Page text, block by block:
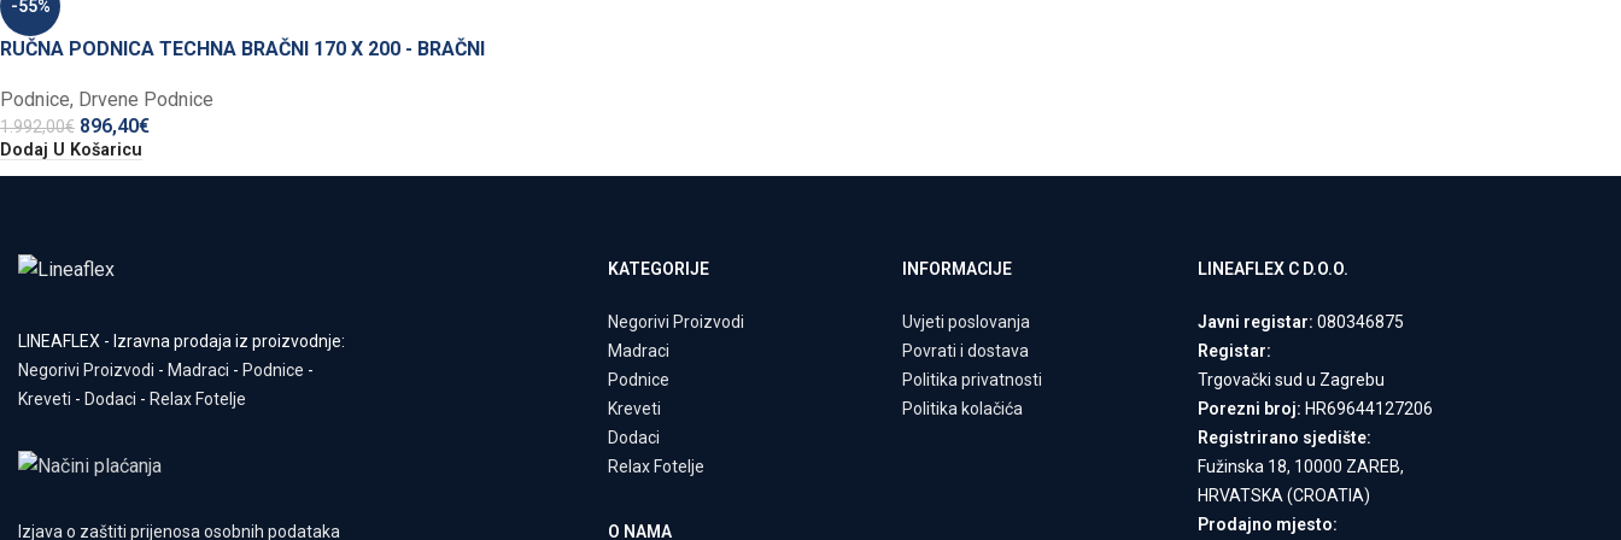
-55%
RUČNA PODNICA TECHNA BRAČNI 170 X 200 - BRAČNI
Podnice, Drvene Podnice
1.992,00€ 896,40€
Dodaj U Košaricu
LINEAFLEX - Izravna prodaja iz proizvodnje:
Negorivi Proizvodi - Madraci - Podnice -
Kreveti - Dodaci - Relax Fotelje
Izjava o zaštiti prijenosa osobnih podataka
KATEGORIJE
Negorivi Proizvodi
Madraci
Podnice
Kreveti
Dodaci
Relax Fotelje
O NAMA
INFORMACIJE
Uvjeti poslovanja
Povrati i dostava
Politika privatnosti
Politika kolačića
LINEAFLEX C D.O.O.
Javni registar: 080346875
Registar:
Trgovački sud u Zagrebu
Porezni broj: HR69644127206
Registrirano sjedište:
Fužinska 18, 10000 ZAREB,
HRVATSKA (CROATIA)
Prodajno mjesto: